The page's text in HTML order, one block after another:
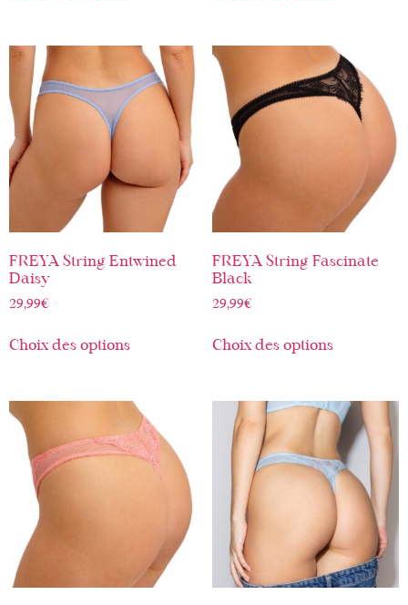
FREYA String Entwined
Daisy
29,99€
Choix des options
FREYA String Fascinate
Black
29,99€
Choix des options